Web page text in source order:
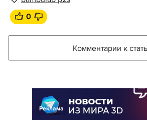
0
Комментарии к
Реклама